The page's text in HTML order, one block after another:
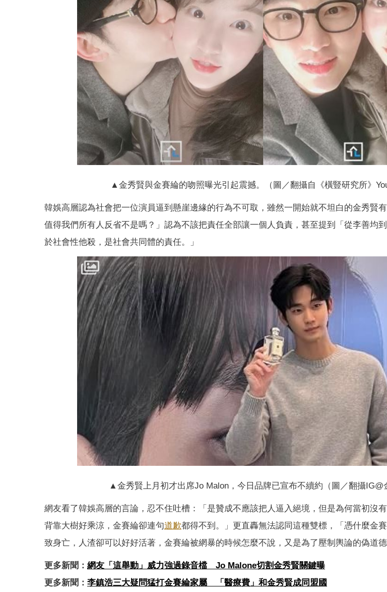
▲金秀賢與金賽綸的吻照曝光引起震撼。（圖／翻攝自《橫豎研究所》
韓娛高層認為社會把一位演員逼到懸崖邊緣的行為不可取，雖然一開始就不坦白的金秀賢
值得我們所有人反省不是嗎？」認為不該把責任全部讓一個人負責，甚至提到「從李善均
於社會性他殺，是社會共同體的責任。」
▲金秀賢上月初才出席Jo Malon，今日品牌已宣布不續約（圖／翻攝IG@
網友看了韓娛高層的言論，忍不住吐槽：「是贊成不應該把人逼入絕境，但是為何當初沒
背靠大樹好乘涼，金賽綸卻連句道歉都得不到。」更直轟無法認同這種雙標，「憑什麼金
致身亡，人渣卻可以好好活著，金賽綸被網暴的時候怎麼不說，又是為了壓制輿論的偽道德
更多新聞： 網友「這舉動」威力強過錄音檔 Jo Malone切割金秀賢關鍵曝
更多新聞： 李鎮浩三大疑問猛打金賽綸家屬 「醫療費」和金秀賢成同盟國